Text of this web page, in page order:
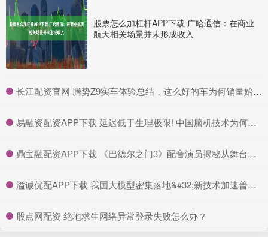
股票怎么加杠杆APP下载 广哈通信：在商业
航天相关场景并未形成收入
​长江配资官网 腾势Z9实车体验总结，这么好的车为何销量始终未见起色，或在于产品定位和市场认知尚未突破
​易融资配资APP下载 延迟低于生理极限! 中国脑机技术为何让瘫痪者重获新生?
​鼎宝融配资APP下载 《巴德尔之门3》配音演员揭秘从舞台到游戏的挑战与乐趣
​溢诚优配APP下载 我国大模型密集落地&#32;新技术加速普惠应用
​股点网配资 绝地求生网络异常登录失败怎么办？